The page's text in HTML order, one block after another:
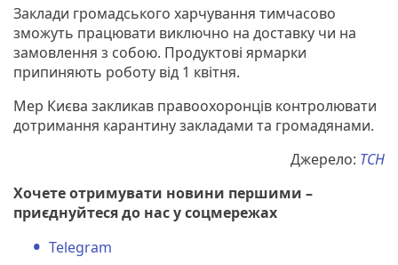
Заклади громадського харчування тимчасово
зможуть працювати виключно на доставку чи на
замовлення з собою. Продуктові ярмарки
припиняють роботу від 1 квітня.
Мер Києва закликав правоохоронців контролювати
дотримання карантину закладами та громадянами.
Джерело: ТСН
Хочете отримувати новини першими –
приєднуйтеся до нас у соцмережах
Telegram